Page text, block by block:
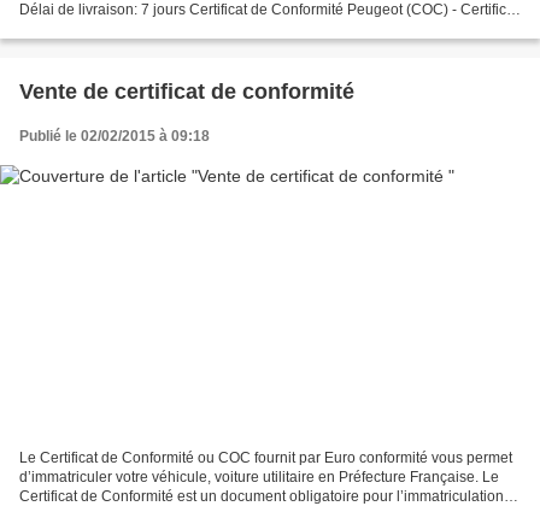
Délai de livraison: 7 jours Certificat de Conformité Peugeot (COC) - Certificat
Vente de certificat de conformité
Publié le 02/02/2015 à 09:18
Le Certificat de Conformité ou COC fournit par Euro conformité vous permet
d’immatriculer votre véhicule, voiture utilitaire en Préfecture Française. Le
Certificat de Conformité est un document obligatoire pour l’immatriculation